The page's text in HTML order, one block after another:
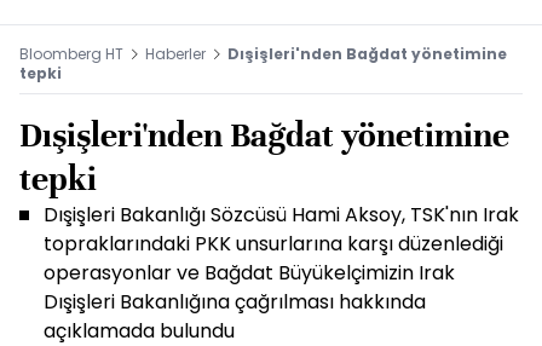
Bloomberg HT Haberler
Dışişleri'nden Bağdat yönetimine
tepki
Dışişleri'nden Bağdat yönetimine
tepki
Dışişleri Bakanlığı Sözcüsü Hami Aksoy, TSK'nın Irak
topraklarındaki PKK unsurlarına karşı düzenlediği
operasyonlar ve Bağdat Büyükelçimizin Irak
Dışişleri Bakanlığına çağrılması hakkında
açıklamada bulundu